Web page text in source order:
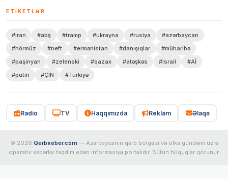
ETIKETLƏR
#iran #abş #tramp #ukrayna #rusiya
#azərbaycan
#hörmüz
#neft #ermənistan #danışıqlar
#müharibə
#paşinyan
#zelenski #qazax #atəşkəs #israil
#Aİ
#putin
#ÇİN #Türkiyə
Radio TV Haqqımızda Reklam Əlaqə
© 2026 Qerbxeber.com — Azərbaycanın qərb bölgəsi və ölkə gündəmi üzrə
operativ xəbərlər təqdim edən informasiya portalıdır. Bütün hüquqlar qorunur.